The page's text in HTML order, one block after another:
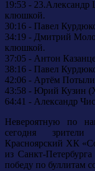
19:53 -
клюшкой.
30:16 - Павел
34:19 - Дмитрий
клюшкой.
37:05 - Антон
38:16 - Павел
42:06 - Артём
43:58 - Юрий Кузин
64:41 - Александр
Невероятную по
сегодня
Красноярский ХК
из Санкт-
победу по буллитам